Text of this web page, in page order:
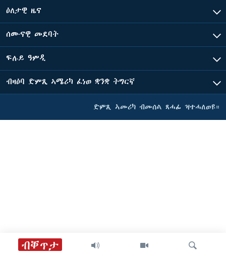
ብቐጥታ
ዕለታዊ ዜና
ሰሙናዊ መደባት
ፍሉይ ዓምዲ
ብዛዕባ ድምጺ ኣሜሪካ ፈነወ ቋንቋ ትግርኛ
ድምጺ ኣመሪካ ብመሰል ጸሓፊ ዝተሓለወዩ።